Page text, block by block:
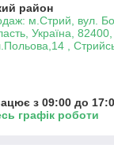
район
м.Стрий, вул.
Україна,
,
з 09:00 до
графік роботи